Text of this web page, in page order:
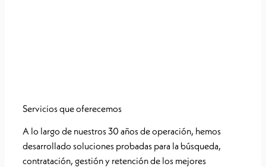
Servicios que oferecemos
A lo largo de nuestros 30 años de operación, hemos
desarrollado soluciones probadas para la búsqueda,
contratación, gestión y retención de los mejores